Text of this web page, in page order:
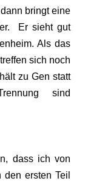
bringt eine
Er sieht gut
Als das
sich noch
zu Gen statt
sind
dass ich von
ersten Teil